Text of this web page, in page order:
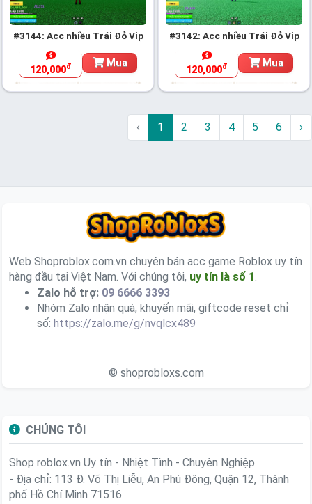
#3144: Acc nhiều Trái Đỏ Vip
120,000đ Mua
#3142: Acc nhiều Trái Đỏ Vip
120,000đ Mua
‹ 1 2 3 4 5 6 ›
Web Shoproblox.com.vn chuyên bán acc game Roblox uy tín
hàng đầu tại Việt Nam. Với chúng tôi, uy tín là số 1
Zalo hỗ trợ: 09 6666 3393
Nhóm Zalo nhận quà, khuyến mãi, giftcode reset chỉ
số: https://zalo.me/g/nvqlcx489
© shoprobloxs.com
CHÚNG TÔI
Shop roblox.vn Uy tín - Nhiệt Tình - Chuyên Nghiệp
- Địa chỉ: 113 Đ. Võ Thị Liễu, An Phú Đông, Quận 12, Thành
phố Hồ Chí Minh 71516